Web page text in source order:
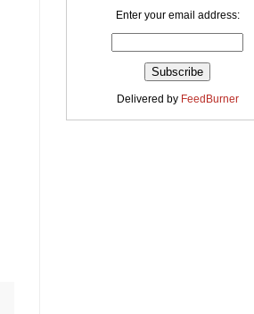
Enter your email address:
Delivered by FeedBurner